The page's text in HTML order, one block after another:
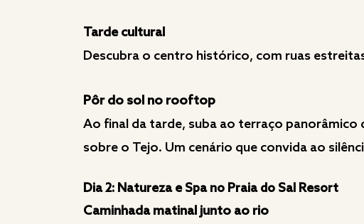
Tarde cultural
Descubra o centro histórico, com ruas
Pôr do sol no rooftop
Ao final da tarde, suba ao terraço
sobre o Tejo. Um cenário que convida ao
Dia 2: Natureza e Spa no Praia do Sal Resort
Caminhada matinal junto ao rio